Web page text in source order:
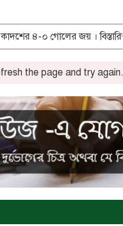
the page and try again.